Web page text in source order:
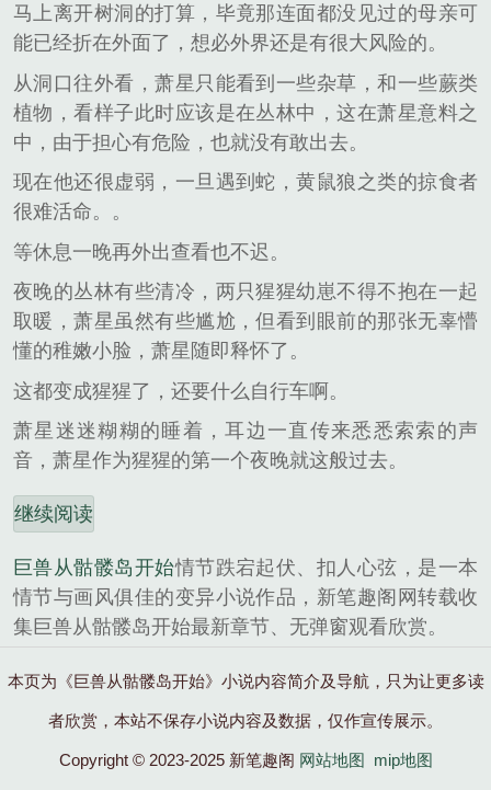
马上离开树洞的打算，毕竟那连面都没见过的母亲可
能已经折在外面了，想必外界还是有很大风险的。
从洞口往外看，萧星只能看到一些杂草，和一些蕨类
植物，看样子此时应该是在丛林中，这在萧星意料之
中，由于担心有危险，也就没有敢出去。
现在他还很虚弱，一旦遇到蛇，黄鼠狼之类的掠食者
很难活命。。
等休息一晚再外出查看也不迟。
夜晚的丛林有些清冷，两只猩猩幼崽不得不抱在一起
取暖，萧星虽然有些尴尬，但看到眼前的那张无辜懵
懂的稚嫩小脸，萧星随即释怀了。
这都变成猩猩了，还要什么自行车啊。
萧星迷迷糊糊的睡着，耳边一直传来悉悉索索的声
音，萧星作为猩猩的第一个夜晚就这般过去。
继续阅读
巨兽从骷髅岛开始情节跌宕起伏、扣人心弦，是一本
情节与画风俱佳的变异小说作品，新笔趣阁网转载收
集巨兽从骷髅岛开始最新章节、无弹窗观看欣赏。
本页为《巨兽从骷髅岛开始》小说内容简介及导航，只为让更多读
者欣赏，本站不保存小说内容及数据，仅作宣传展示。
Copyright © 2023-2025 新笔趣阁 网站地图 mip地图